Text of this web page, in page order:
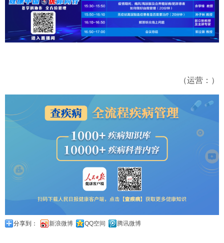
（运营：）
分享到： 新浪微博 QQ空间 腾讯微博